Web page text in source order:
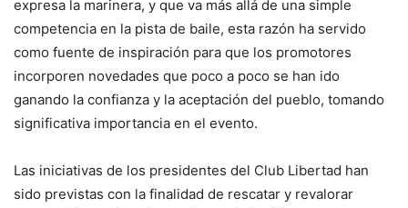
expresa la marinera, y que va más allá de una simple
competencia en la pista de baile, esta razón ha servido
como fuente de inspiración para que los promotores
incorporen novedades que poco a poco se han ido
ganando la confianza y la aceptación del pueblo, tomando
significativa importancia en el evento.
Las iniciativas de los presidentes del Club Libertad han
sido previstas con la finalidad de rescatar y revalorar